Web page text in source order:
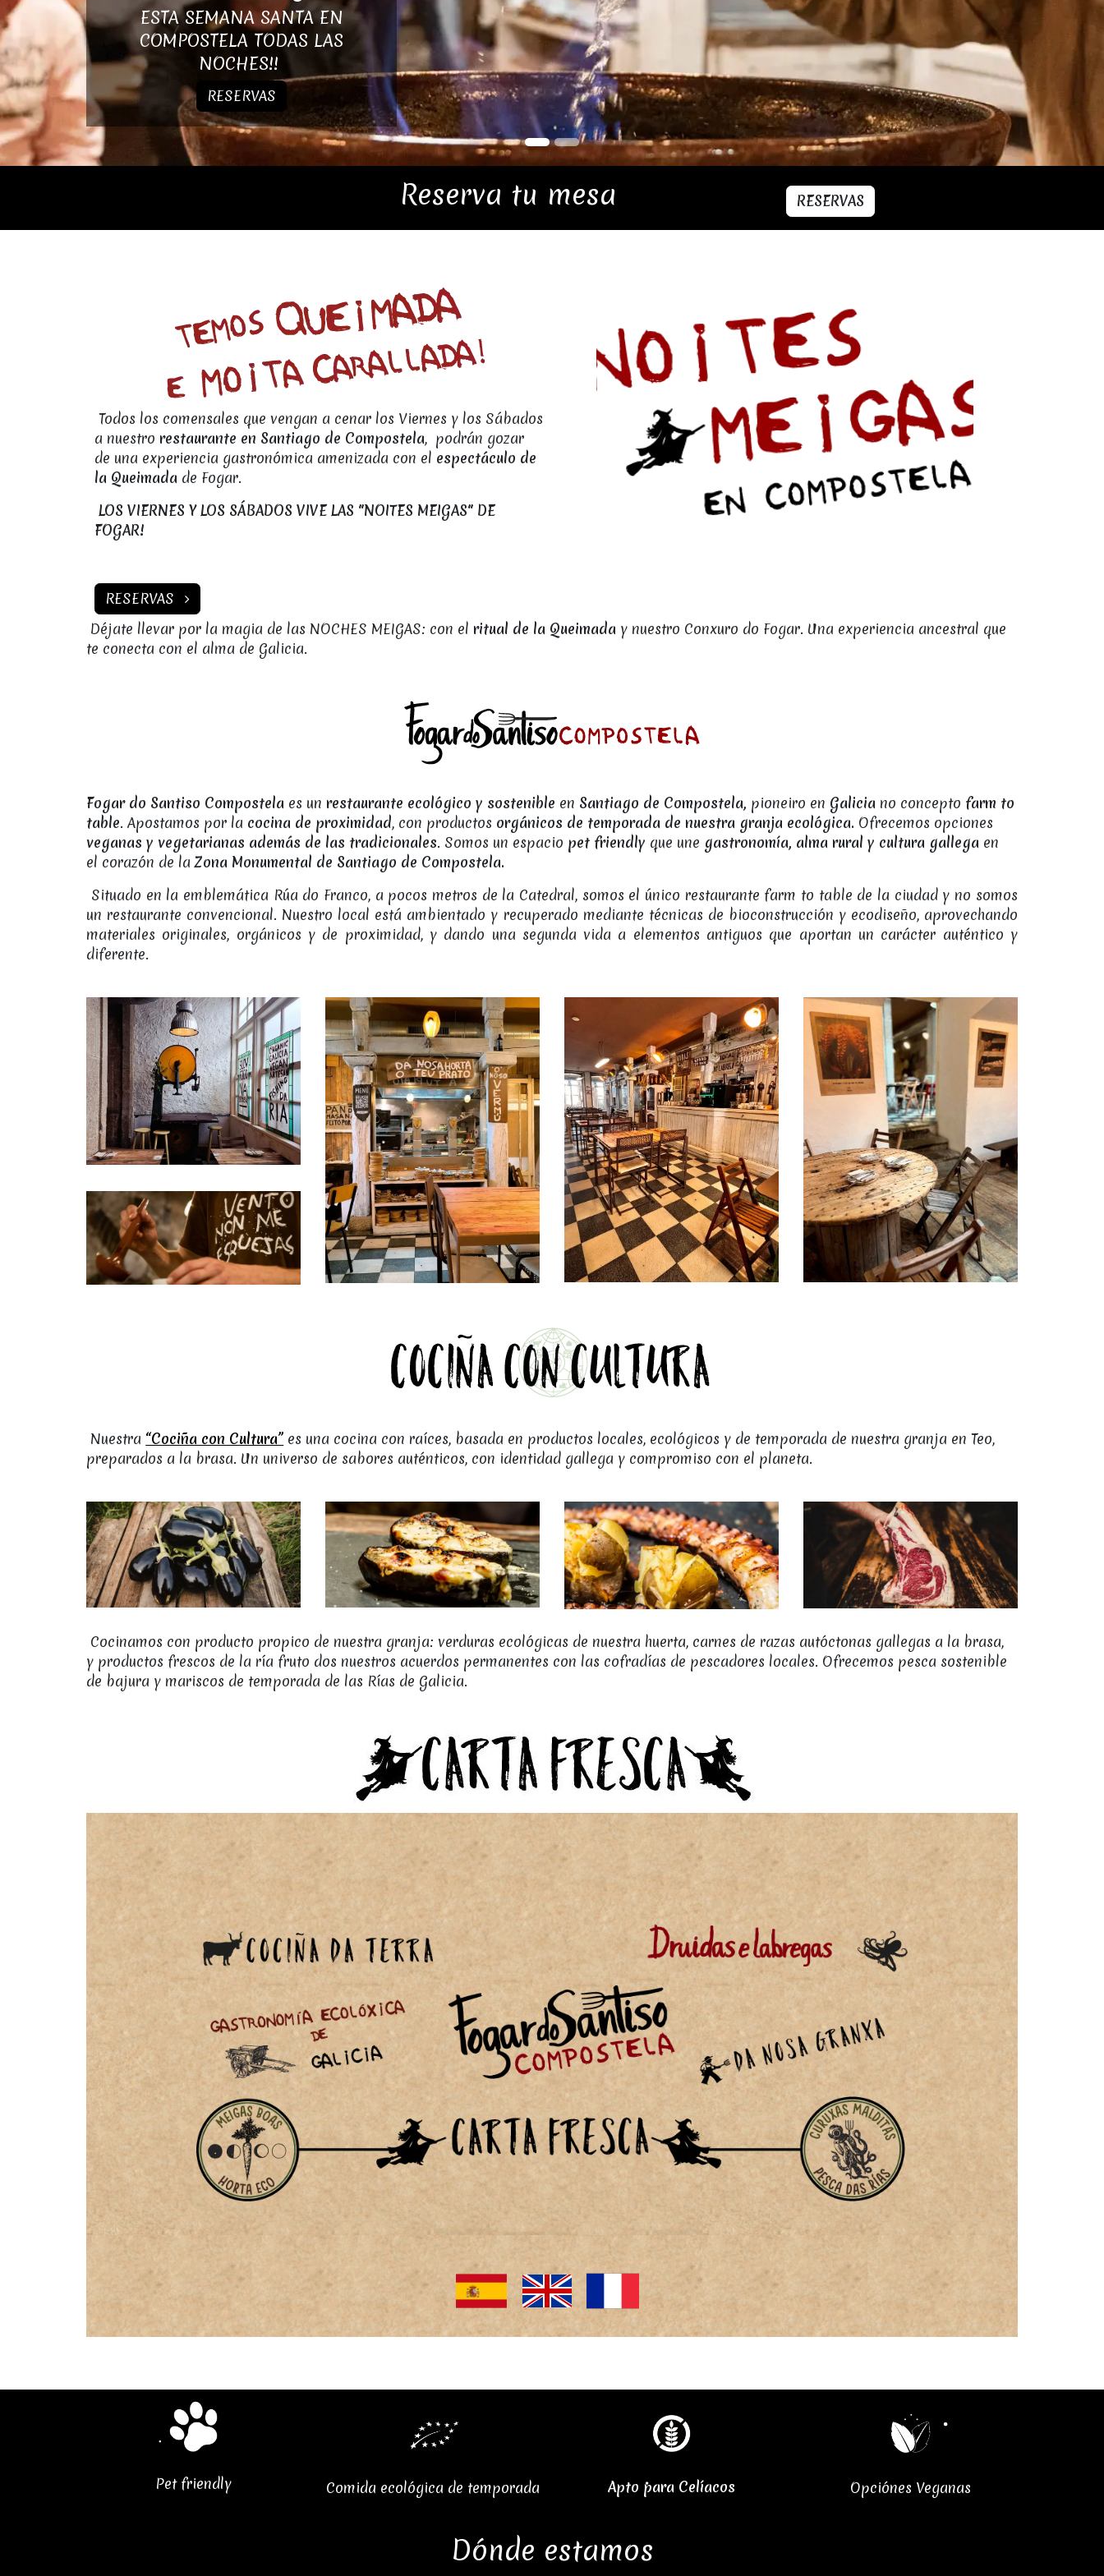
ESTA SEMANA SANTA EN
COMPOSTELA TODAS LAS
NOCHES!!
RESERVAS
Reserva tu mesa RESERVAS
Todos los comensales que vengan a cenar los Viernes y los Sábados
a nuestro restaurante en Santiago de Compostela, podrán gozar
de una experiencia gastronómica amenizada con el espectáculo de
la Queimada de Fogar.
LOS VIERNES Y LOS SÁBADOS VIVE LAS "NOITES MEIGAS" DE
FOGAR!
RESERVAS
Déjate llevar por la magia de las NOCHES MEIGAS: con el ritual de la Queimada y nuestro Conxuro do Fogar. Una experiencia ancestral que
te conecta con el alma de Galicia.
Fogar do Santiso Compostela es un restaurante ecológico y sostenible en Santiago de Compostela, pioneiro en Galicia no concepto farm to
table. Apostamos por la cocina de proximidad, con productos orgánicos de temporada de nuestra granja ecológica. Ofrecemos opciones
veganas y vegetarianas además de las tradicionales. Somos un espacio pet friendly que une gastronomía, alma rural y cultura gallega en
el corazón de laZona Monumental de Santiago de Compostela.
Situado en la emblemática Rúa do Franco, a pocos metros de la Catedral, somos el único restaurante farm to table de la ciudad y no somos
un restaurante convencional. Nuestro local está ambientado y recuperado mediante técnicas de bioconstrucción y ecodiseño, aprovechando
materiales originales, orgánicos y de proximidad, y dando una segunda vida a elementos antiguos que aportan un carácter auténtico y
diferente.
Nuestra “Cociña con Cultura” es una cocina con raíces, basada en productos locales, ecológicos y de temporada de nuestra granja en Teo,
preparados a la brasa. Un universo de sabores auténticos, con identidad gallega y compromiso con el planeta.
Cocinamos con producto propico de nuestra granja: verduras ecológicas de nuestra huerta, carnes de razas autóctonas gallegas a la brasa,
y productos frescos de la ría fruto dos nuestros acuerdos permanentes con las cofradías de pescadores locales. Ofrecemos pesca sostenible
de bajura y mariscos de temporada de las Rías de Galicia.
Pet friendly Comida ecológica de temporada Apto para Celíacos Opciónes Veganas
Dónde estamos